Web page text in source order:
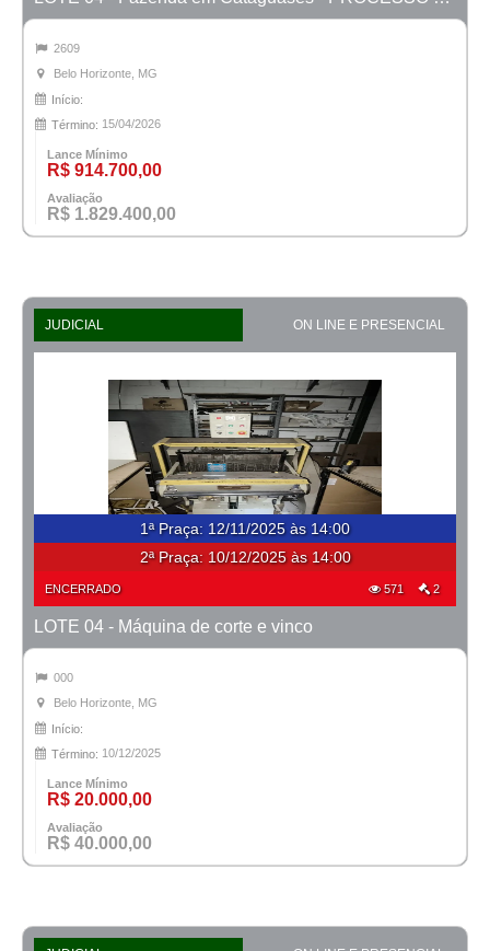
2609
Belo Horizonte, MG
Início:
Término: 15/04/2026
Lance Mínimo
R$ 914.700,00
Avaliação
R$ 1.829.400,00
JUDICIAL ON LINE E PRESENCIAL
1ª Praça: 12/11/2025 às 14:00
2ª Praça: 10/12/2025 às 14:00
ENCERRADO 571 2
LOTE 04 - Máquina de corte e vinco
000
Belo Horizonte, MG
Início:
Término: 10/12/2025
Lance Mínimo
R$ 20.000,00
Avaliação
R$ 40.000,00